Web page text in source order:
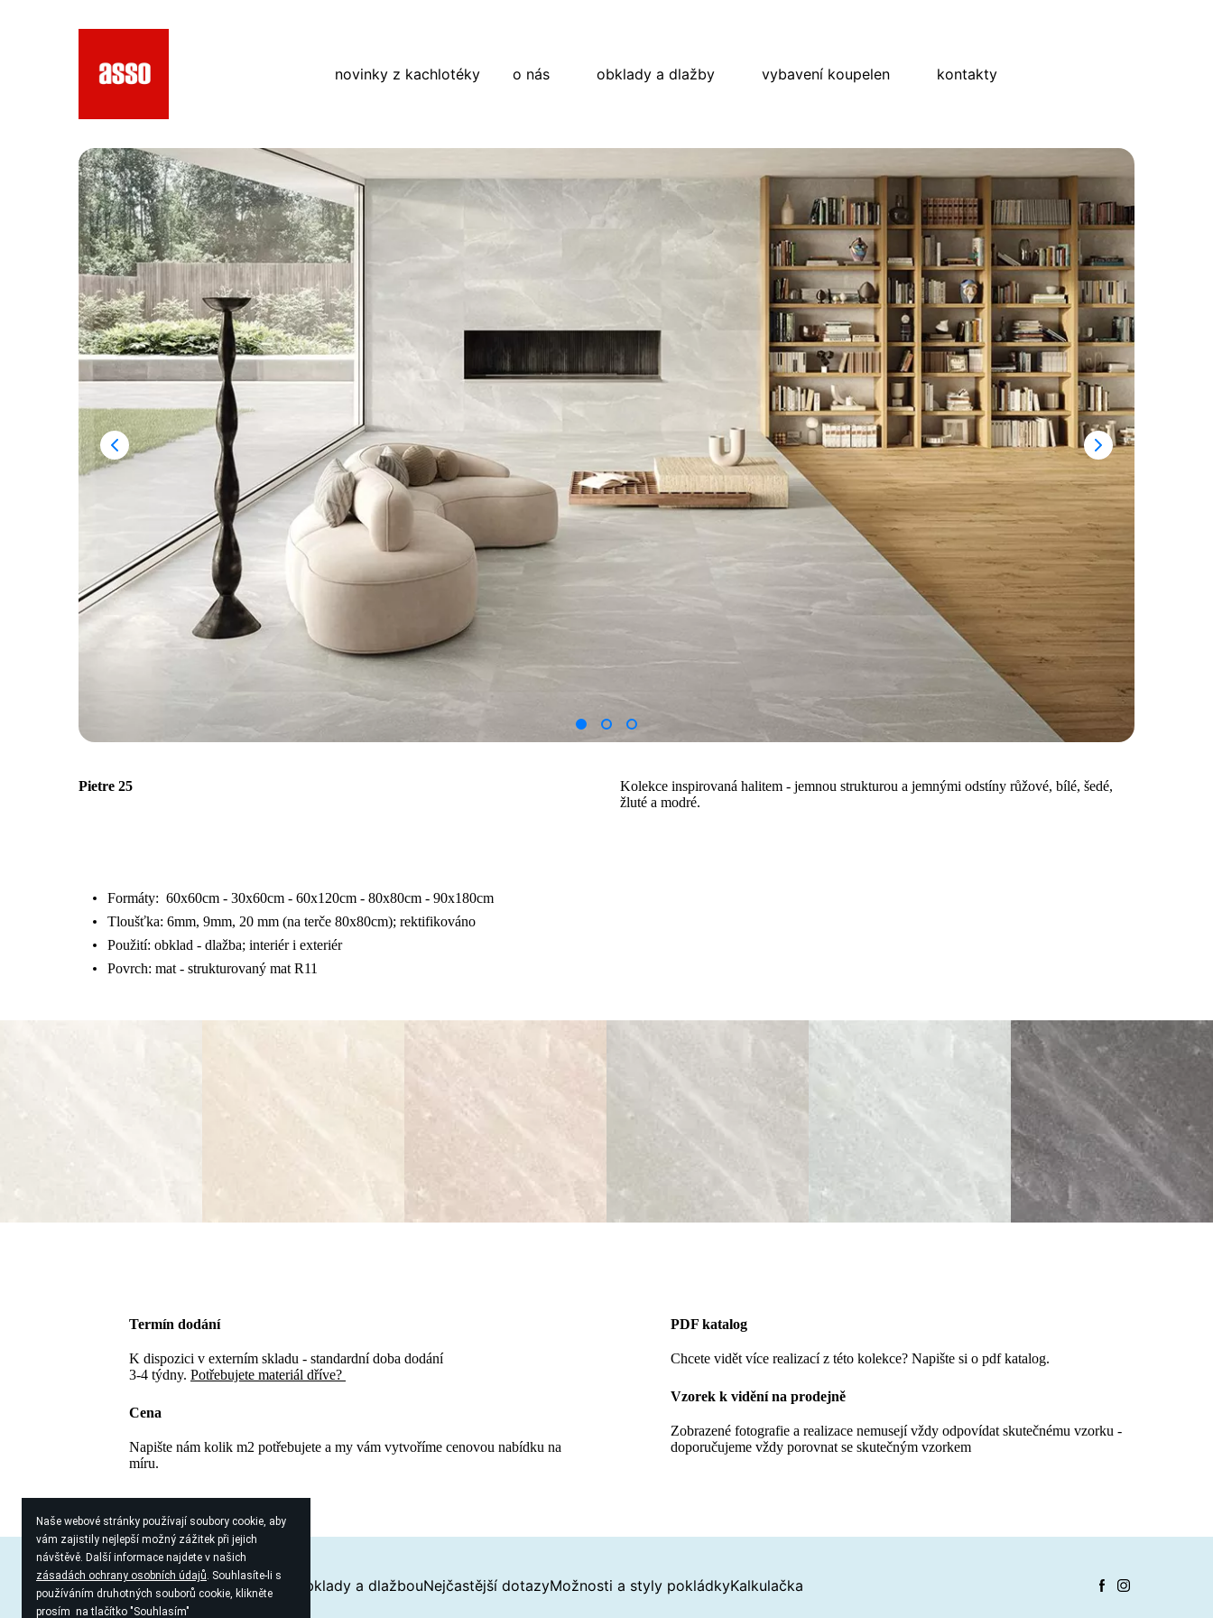
Naše webové stránky používají soubory cookie, aby
vám zajistily nejlepší možný zážitek při jejich
návštěvě. Další informace najdete v našich
zásadách ochrany osobních údajů. Souhlasíte-li s
používáním druhotných souborů cookie, klikněte
prosím na tlačítko "Souhlasím"
novinky z kachlotéky o nás obklady a dlažby vybavení koupelen kontakty
Pietre 25
Kolekce inspirovaná halitem - jemnou strukturou a jemnými odstíny růžové, bílé, šedé,
žluté a modré.
Formáty: 60x60cm - 30x60cm - 60x120cm - 80x80cm - 90x180cm
Tloušťka: 6mm, 9mm, 20 mm (na terče 80x80cm); rektifikováno
Použití: obklad - dlažba; interiér i exteriér
Povrch: mat - strukturovaný mat R11
Termín dodání
K dispozici v externím skladu - standardní doba dodání
3-4 týdny. Potřebujete materiál dříve?
Cena
Napište nám kolik m2 potřebujete a my vám vytvoříme cenovou nabídku na
míru.
PDF katalog
Chcete vidět více realizací z této kolekce? Napište si o pdf katalog.
Vzorek k vidění na prodejně
Zobrazené fotografie a realizace nemusejí vždy odpovídat skutečnému vzorku -
doporučujeme vždy porovnat se skutečným vzorkem
Proč zvolit keramiku?Průvodce obklady a dlažbouNejčastější dotazyMožnosti a styly pokládkyKalkulačka